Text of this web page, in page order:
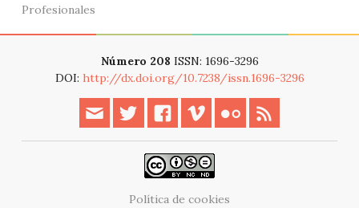
Profesionales
Número 208 ISSN: 1696-3296
DOI: http://dx.doi.org/10.7238/issn.1696-3296
Política de cookies